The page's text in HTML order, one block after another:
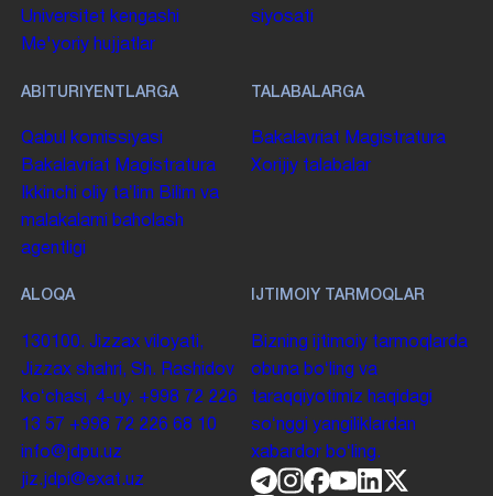
Universitet kengashi
Me'yoriy hujjatlar
siyosati
ABITURIYENTLARGA
Qabul komissiyasi
Bakalavriat Magistratura
Ikkinchi oliy taʼlim Bilim va
malakalarni baholash
agentligi
TALABALARGA
Bakalavriat Magistratura
Xorijiy talabalar
ALOQA
130100. Jizzax viloyati,
Jizzax shahri, Sh. Rashidov
koʻchasi, 4-uy. +998 72 226
13 57 +998 72 226 68 10
info@jdpu.uz
jiz.jdpi@exat.uz
IJTIMOIY TARMOQLAR
Bizning ijtimoiy tarmoqlarda
obuna boʻling va
taraqqiyotimiz haqidagi
soʻnggi yangiliklardan
xabardor boʻling.